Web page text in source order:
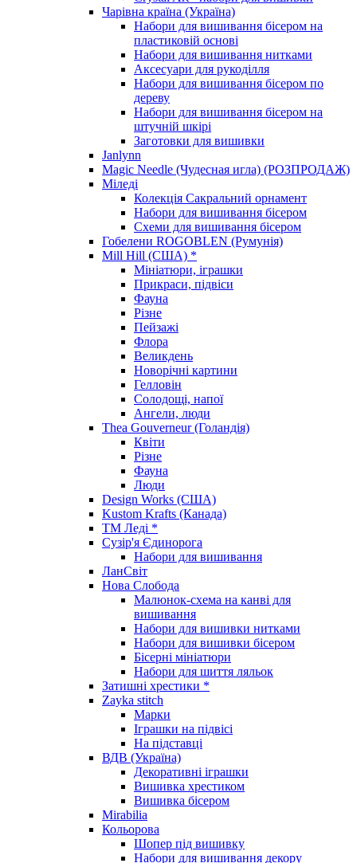
Чарівна країна (Україна)
Набори для вишивання бісером на
пластиковій основі
Набори для вишивання нитками
Аксесуари для рукоділля
Набори для вишивання бісером по
дереву
Набори для вишивання бісером на
штучній шкірі
Заготовки для вишивки
Janlynn
Magic Needle (Чудесная игла) (РОЗПРОДАЖ)
Міледі
Колекція Сакральний орнамент
Набори для вишивання бісером
Схеми для вишивання бісером
Гобелени ROGOBLEN (Румунія)
Mill Hill (США) *
Мініатюри, іграшки
Прикраси, підвіси
Фауна
Різне
Пейзажі
Флора
Великдень
Новорічні картини
Гелловін
Солодощі, напої
Ангели, люди
Thea Gouverneur (Голандія)
Квіти
Різне
Фауна
Люди
Design Works (США)
Kustom Krafts (Канада)
ТМ Леді *
Сузір'я Єдинорога
Набори для вишивання
ЛанСвіт
Нова Слобода
Малюнок-схема на канві для
вишивання
Набори для вишивки нитками
Набори для вишивки бісером
Бісерні мініатюри
Набори для шиття ляльок
Затишні хрестики *
Zayka stitch
Марки
Іграшки на підвісі
На підставці
ВДВ (Україна)
Декоративні іграшки
Вишивка хрестиком
Вишивка бісером
Mirabilia
Кольорова
Шопер під вишивку
Набори для вишивання декору